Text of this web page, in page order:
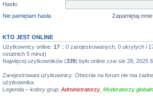
Hasło:
Nie pamiętam hasła
Zapamiętaj mnie
KTO JEST ONLINE
Użytkownicy online: 17 :: 0 zarejestrowanych, 0 ukrytych i
ostatnich 5 minut)
Najwięcej użytkowników (339) było online czw sie 28, 2025
Zarejestrowani użytkownicy: Obecnie na forum nie ma
użytkownika
Legenda – kolory grup: Administratorzy Moderatorzy